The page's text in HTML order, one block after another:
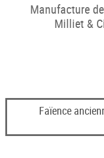
Manufacture
Milliet &
Faïence